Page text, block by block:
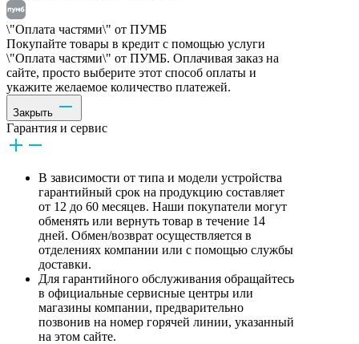
\"Оплата частями\" от ПУМБ
Покупайте товары в кредит с помощью услуги
\"Оплата частями\" от ПУМБ. Оплачивая заказ на
сайте, просто выберите этот способ оплаты и
укажите желаемое количество платежей.
Закрыть
Гарантия и сервис
В зависимости от типа и модели устройства
гарантийный срок на продукцию составляет
от 12 до 60 месяцев. Наши покупатели могут
обменять или вернуть товар в течение 14
дней. Обмен/возврат осуществляется в
отделениях компании или с помощью службы
доставки.
Для гарантийного обслуживания обращайтесь
в официальные сервисные центры или
магазины компании, предварительно
позвонив на номер горячей линии, указанный
на этом сайте.